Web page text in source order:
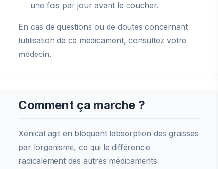
une fois par jour avant le coucher.
En cas de questions ou de doutes concernant
lutilisation de ce médicament, consultez votre
médecin.
Comment ça marche ?
Xenical agit en bloquant labsorption des graisses
par lorganisme, ce qui le différencie
radicalement des autres médicaments